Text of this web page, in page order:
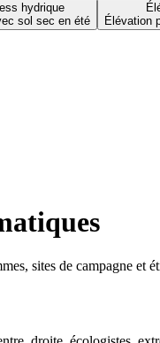
hydrique
sol sec en été
Élévation
sites de campagne et